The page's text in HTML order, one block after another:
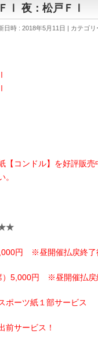
Ⅰ 夜：松戸ＦⅠ
日時 : 2018年5月11日 カテゴリ
【コンドル】を好評販売
円 ※昼開催払戻終
）5,000円 ※昼開催払
ーツ紙１部サービス
サービス！